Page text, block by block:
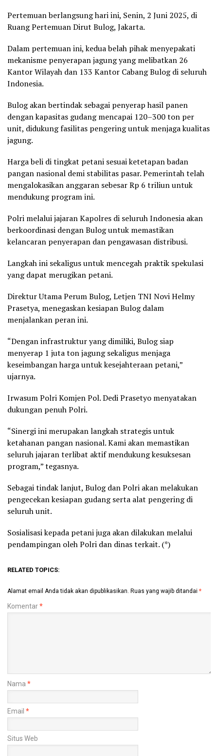
Pertemuan berlangsung hari ini, Senin, 2 Juni 2025, di
Ruang Pertemuan Dirut Bulog, Jakarta.
Dalam pertemuan ini, kedua belah pihak menyepakati
mekanisme penyerapan jagung yang melibatkan 26
Kantor Wilayah dan 133 Kantor Cabang Bulog di seluruh
Indonesia.
Bulog akan bertindak sebagai penyerap hasil panen
dengan kapasitas gudang mencapai 120–300 ton per
unit, didukung fasilitas pengering untuk menjaga kualitas
jagung.
Harga beli di tingkat petani sesuai ketetapan badan
pangan nasional demi stabilitas pasar. Pemerintah telah
mengalokasikan anggaran sebesar Rp 6 triliun untuk
mendukung program ini.
Polri melalui jajaran Kapolres di seluruh Indonesia akan
berkoordinasi dengan Bulog untuk memastikan
kelancaran penyerapan dan pengawasan distribusi.
Langkah ini sekaligus untuk mencegah praktik spekulasi
yang dapat merugikan petani.
Direktur Utama Perum Bulog, Letjen TNI Novi Helmy
Prasetya, menegaskan kesiapan Bulog dalam
menjalankan peran ini.
“Dengan infrastruktur yang dimiliki, Bulog siap
menyerap 1 juta ton jagung sekaligus menjaga
keseimbangan harga untuk kesejahteraan petani,”
ujarnya.
Irwasum Polri Komjen Pol. Dedi Prasetyo menyatakan
dukungan penuh Polri.
“Sinergi ini merupakan langkah strategis untuk
ketahanan pangan nasional. Kami akan memastikan
seluruh jajaran terlibat aktif mendukung kesuksesan
program,” tegasnya.
Sebagai tindak lanjut, Bulog dan Polri akan melakukan
pengecekan kesiapan gudang serta alat pengering di
seluruh unit.
Sosialisasi kepada petani juga akan dilakukan melalui
pendampingan oleh Polri dan dinas terkait. (*)
RELATED TOPICS:
Alamat email Anda tidak akan dipublikasikan. Ruas yang wajib ditandai *
Komentar*
Nama *
Email *
Situs Web